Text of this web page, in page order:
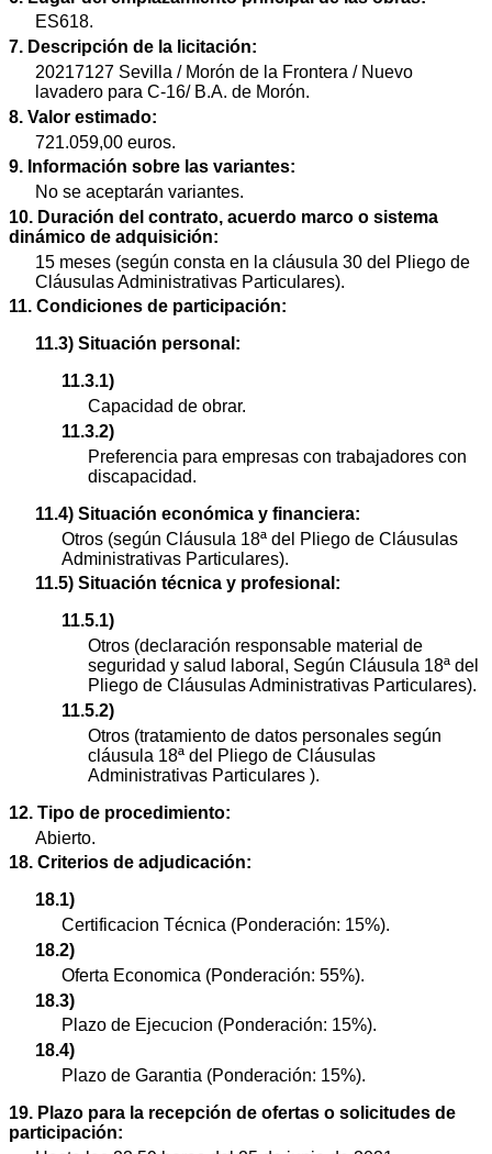
ES618.
7. Descripción de la licitación:
20217127 Sevilla / Morón de la Frontera / Nuevo
lavadero para C-16/ B.A. de Morón.
8. Valor estimado:
721.059,00 euros.
9. Información sobre las variantes:
No se aceptarán variantes.
10. Duración del contrato, acuerdo marco o sistema
dinámico de adquisición:
15 meses (según consta en la cláusula 30 del Pliego de
Cláusulas Administrativas Particulares).
11. Condiciones de participación:
11.3) Situación personal:
11.3.1)
Capacidad de obrar.
11.3.2)
Preferencia para empresas con trabajadores con
discapacidad.
11.4) Situación económica y financiera:
Otros (según Cláusula 18ª del Pliego de Cláusulas
Administrativas Particulares).
11.5) Situación técnica y profesional:
11.5.1)
Otros (declaración responsable material de
seguridad y salud laboral, Según Cláusula 18ª del
Pliego de Cláusulas Administrativas Particulares).
11.5.2)
Otros (tratamiento de datos personales según
cláusula 18ª del Pliego de Cláusulas
Administrativas Particulares ).
12. Tipo de procedimiento:
Abierto.
18. Criterios de adjudicación:
18.1)
Certificacion Técnica (Ponderación: 15%).
18.2)
Oferta Economica (Ponderación: 55%).
18.3)
Plazo de Ejecucion (Ponderación: 15%).
18.4)
Plazo de Garantia (Ponderación: 15%).
19. Plazo para la recepción de ofertas o solicitudes de
participación: